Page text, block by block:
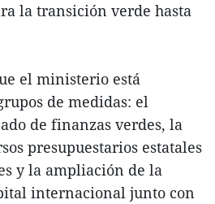
la transición verde hasta
el ministerio está
de medidas: el
de finanzas verdes, la
presupuestarios estatales
y la ampliación de la
internacional junto con